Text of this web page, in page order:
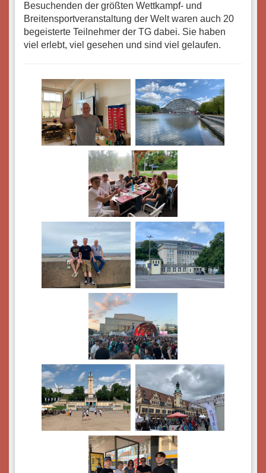
Besuchenden der größten Wettkampf- und
Breitensportveranstaltung der Welt waren auch 20
begeisterte Teilnehmer der TG dabei. Sie haben
viel erlebt, viel gesehen und sind viel gelaufen.